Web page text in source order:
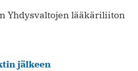
Yhdysvaltojen lääkäriliiton
jälkeen